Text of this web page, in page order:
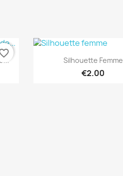
Quick view
Silhouette Femme
€2.00